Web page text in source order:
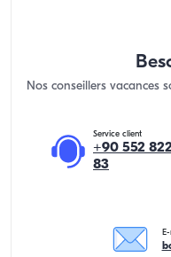
Nos conseillers vacances
Service client
+90 552
83